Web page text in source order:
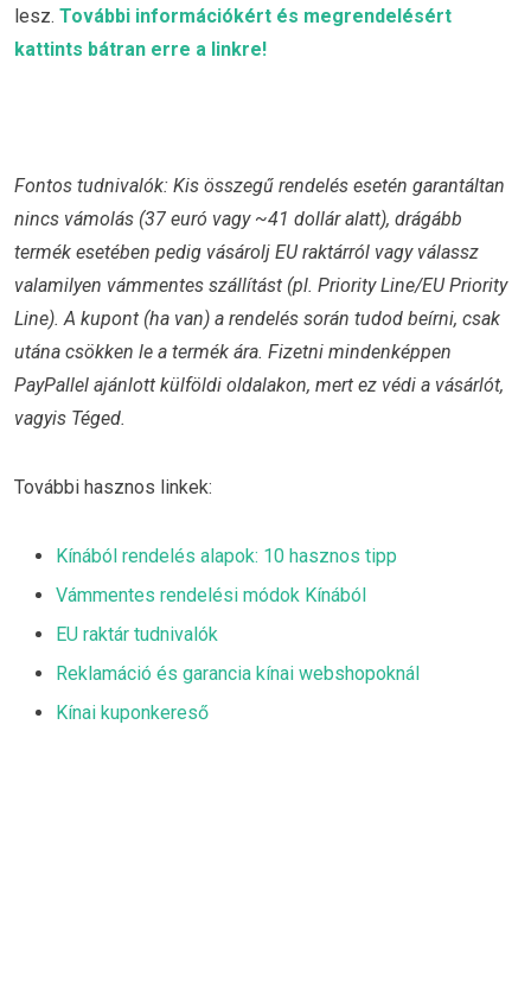
lesz. További információkért és megrendelésért
kattints bátran erre a linkre!
Fontos tudnivalók: Kis összegű rendelés esetén garantáltan
nincs vámolás (37 euró vagy ~41 dollár alatt), drágább
termék esetében pedig vásárolj EU raktárról vagy válassz
valamilyen vámmentes szállítást (pl. Priority Line/EU Priority
Line). A kupont (ha van) a rendelés során tudod beírni, csak
utána csökken le a termék ára. Fizetni mindenképpen
PayPallel ajánlott külföldi oldalakon, mert ez védi a vásárlót,
vagyis Téged.
További hasznos linkek:
Kínából rendelés alapok: 10 hasznos tipp
Vámmentes rendelési módok Kínából
EU raktár tudnivalók
Reklamáció és garancia kínai webshopoknál
Kínai kuponkereső